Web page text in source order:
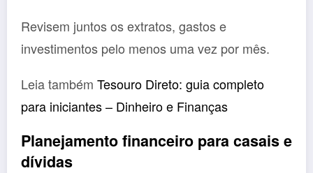
Revisem juntos os extratos, gastos e
investimentos pelo menos uma vez por mês.
Leia também Tesouro Direto: guia completo
para iniciantes – Dinheiro e Finanças
Planejamento financeiro para casais e
dívidas